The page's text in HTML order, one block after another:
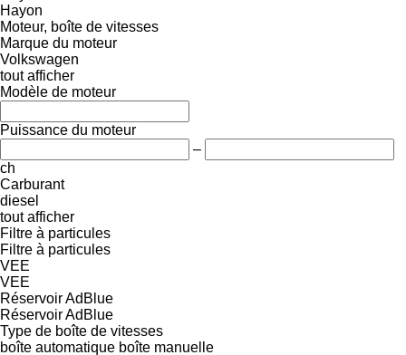
Hayon
Moteur, boîte de vitesses
Marque du moteur
Volkswagen
tout afficher
Modèle de moteur
Puissance du moteur
–
ch
Carburant
diesel
tout afficher
Filtre à particules
Filtre à particules
VEE
VEE
Réservoir AdBlue
Réservoir AdBlue
Type de boîte de vitesses
boîte automatique boîte manuelle